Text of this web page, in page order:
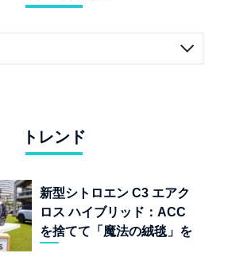
トレンド
新型シトロエン C3 エアク
ロス ハイブリッド：ACC
を捨てて「魔法の絨毯」を